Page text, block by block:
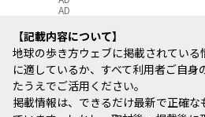
AD
記載内容について
地球の歩き方ウェブに掲載されてい
に適しているか、すべて利用者ご自
たうえでご活用ください。
掲載情報は、できるだけ最新で正確